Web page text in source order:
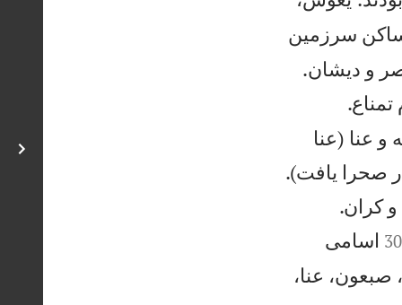
ساكن سرزمين
و ديشان.
و عنا (عنا
صحرا يافت).
كران.
30 اسامی
عنا،